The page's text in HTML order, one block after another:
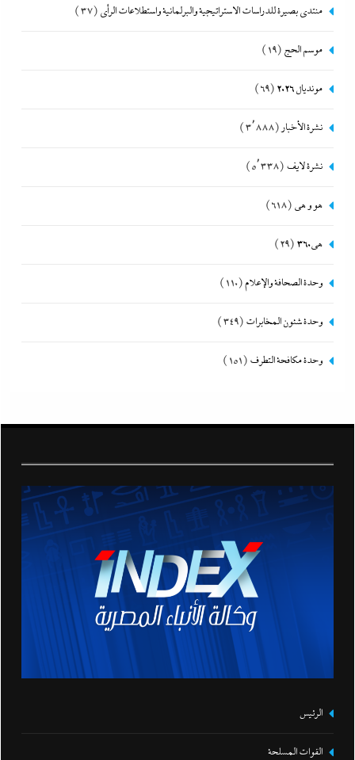
منتدى بصيرة للدراسات الاستراتيجية والبرلمانية واستطلاعات الرأى (37)
موسم الحج (19)
مونديال 2026 (69)
نشرة الأخبار (3٬888)
نشرة لايف (5٬338)
هو و هي (618)
هى360 (29)
وحدة الصحافة والإعلام(110)
وحدة شئون المخابرات (349)
وحدة مكافحة التطرف (151)
الرئيس
القوات المسلحة